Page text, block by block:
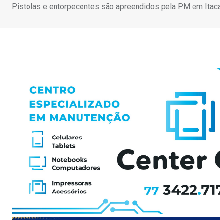
Pistolas e entorpecentes são apreendidos pela PM em